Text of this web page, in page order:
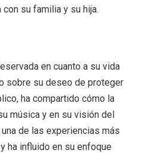
su familia y su hija.
en cuanto a su vida
sobre su deseo de proteger
ha compartido cómo la
música y en su visión del
de las experiencias más
ha influido en su enfoque